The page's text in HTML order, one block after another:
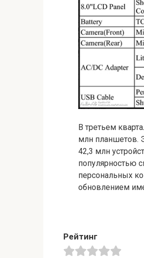
В третьем
млн планшетов.
42,3 млн
популярностью
персональных
обновлением
Рейтинг